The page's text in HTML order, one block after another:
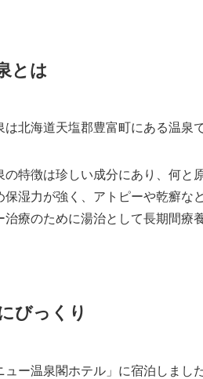
とは
は北海道天塩郡豊富町にある温泉
の特徴は珍しい成分にあり、何と
保湿力が強く、アトピーや乾癬な
治療のために湯治として長期間療
びっくり
ュー温泉閣ホテル」に宿泊しました